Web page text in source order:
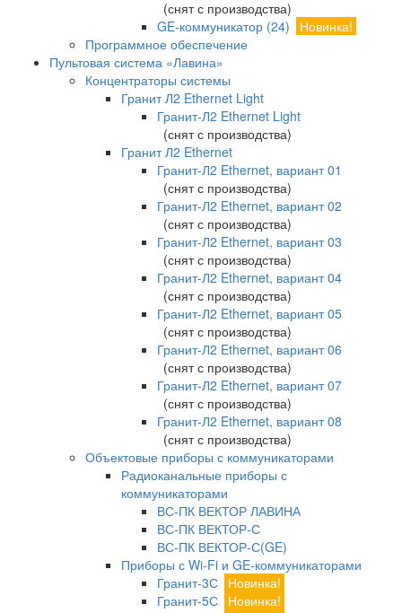
(снят с производства)
GE-коммуникатор (24)
Новинка!
Программное обеспечение
Пультовая система «Лавина»
Концентраторы системы
Гранит Л2 Ethernet Light
Гранит-Л2 Ethernet Light
(снят с производства)
Гранит Л2 Ethernet
Гранит-Л2 Ethernet, вариант 01
(снят с производства)
Гранит-Л2 Ethernet, вариант 02
(снят с производства)
Гранит-Л2 Ethernet, вариант 03
(снят с производства)
Гранит-Л2 Ethernet, вариант 04
(снят с производства)
Гранит-Л2 Ethernet, вариант 05
(снят с производства)
Гранит-Л2 Ethernet, вариант 06
(снят с производства)
Гранит-Л2 Ethernet, вариант 07
(снят с производства)
Гранит-Л2 Ethernet, вариант 08
(снят с производства)
Объектовые приборы с коммуникаторами
Радиоканальные приборы с
коммуникаторами
ВС-ПК ВЕКТОР ЛАВИНА
ВС-ПК ВЕКТОР-С
ВС-ПК ВЕКТОР-С(GE)
Приборы с Wi-Fi и GE-коммуникаторами
Гранит-3С Новинка!
Гранит-5С Новинка!